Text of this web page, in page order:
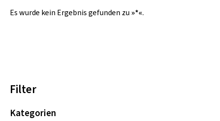
Es wurde kein Ergebnis gefunden zu »*«.
Filter
Kategorien